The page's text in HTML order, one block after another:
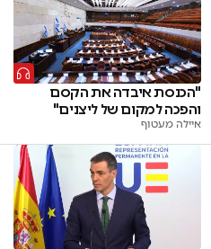
"הכנסת איבדה את הקסם
והפכה למקום של ליצנים"
איילה מעטוף